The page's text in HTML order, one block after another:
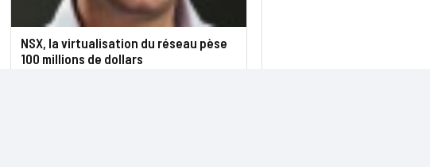
NSX, la virtualisation du réseau pèse
100 millions de dollars